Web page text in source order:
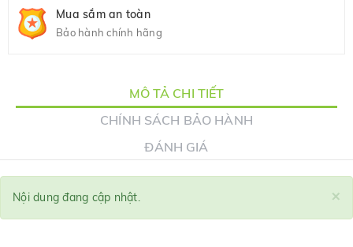
Mua sắm an toàn
Bảo hành chính hãng
MÔ TẢ CHI TIẾT
CHÍNH SÁCH BẢO HÀNH
ĐÁNH GIÁ
×
Nội dung đang cập nhật.